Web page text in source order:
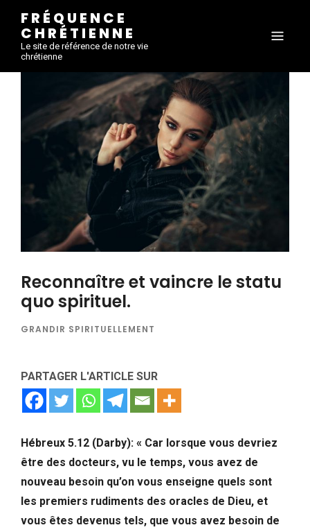
FRÉQUENCE
CHRÉTIENNE
Le site de référence de notre vie
chrétienne
Reconnaître et vaincre le statu
quo spirituel.
GRANDIR SPIRITUELLEMENT
PARTAGER L'ARTICLE SUR
Hébreux 5.12 (Darby): « Car lorsque vous devriez
être des docteurs, vu le temps, vous avez de
nouveau besoin qu’on vous enseigne quels sont
les premiers rudiments des oracles de Dieu, et
vous êtes devenus tels, que vous avez besoin de